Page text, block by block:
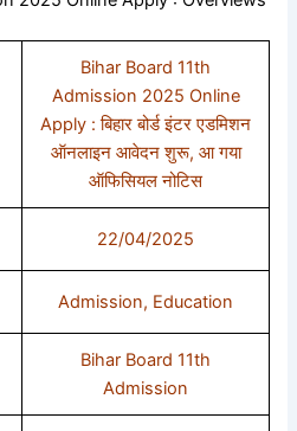
Bihar Board 11th
Admission 2025 Online
Apply : बिहार बोर्ड इंटर एडमिशन
ऑनलाइन आवेदन शुरू, आ गया
ऑफिसियल नोटिस
22/04/2025
Admission, Education
Bihar Board 11th
Admission